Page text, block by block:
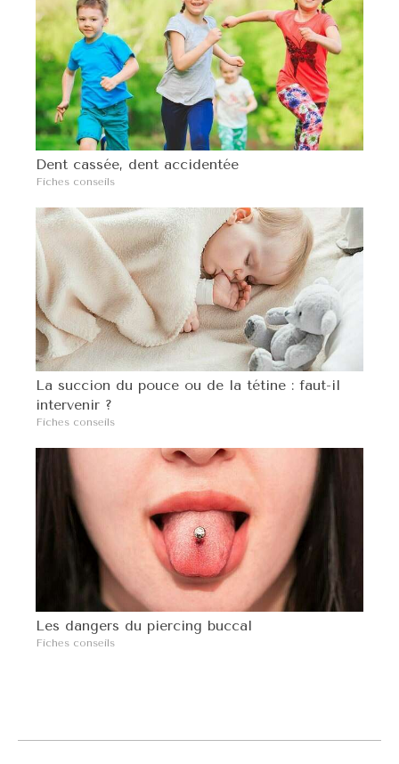
Dent cassée, dent accidentée
Fiches conseils
La succion du pouce ou de la tétine : faut-il
intervenir ?
Fiches conseils
Les dangers du piercing buccal
Fiches conseils